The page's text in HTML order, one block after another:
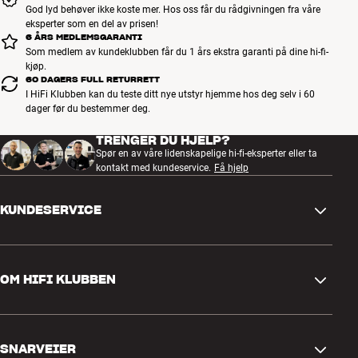
Kontakt din nærmeste butikk hvis du er interessert i et spesielt
produkt som ikke er vist på våre nettsider. Vi kan skaffe det for deg.
Mer fra AudioQuest
God lyd behøver ikke koste mer. Hos oss får du rådgivningen fra våre
eksperter som en del av prisen!
6 ÅRS MEDLEMSGARANTI
Som medlem av kundeklubben får du 1 års ekstra garanti på dine hi-fi-
kjøp.
60 DAGERS FULL RETURRETT
I HiFi Klubben kan du teste ditt nye utstyr hjemme hos deg selv i 60
dager før du bestemmer deg.
TRENGER DU HJELP?
Spør en av våre lidenskapelige hi-fi-eksperter eller ta
kontakt med kundeservice. Få hjelp
KUNDESERVICE
Retur og reklamasjon
Angre på bestilling
OM HIFI KLUBBEN
SNARVEIER